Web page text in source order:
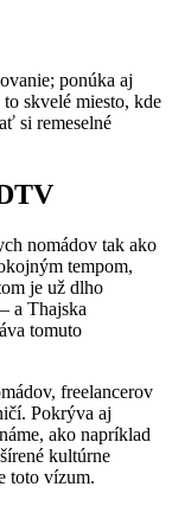
ponúka aj
skvelé miesto, kde
si remeselné
nomádov tak ako
tempom,
je už dlho
a Thajska
tomuto
freelancerov
Pokrýva aj
ako napríklad
kultúrne
toto vízum.